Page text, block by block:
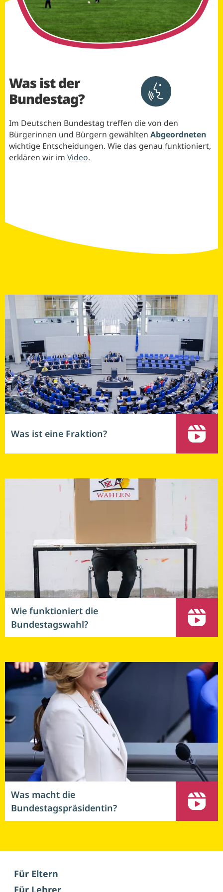
Was ist der
Bundestag?
Aktivieren um
Im Deutschen Bundestag treffen die von den
Bürgerinnen und Bürgern gewählten Abgeordneten
wichtige Entscheidungen. Wie das genau funktioniert,
erklären wir im Video.
Was ist eine Fraktion?
Wie funktioniert die
Bundestagswahl?
Was macht die
Bundestagspräsidentin?
Für Eltern